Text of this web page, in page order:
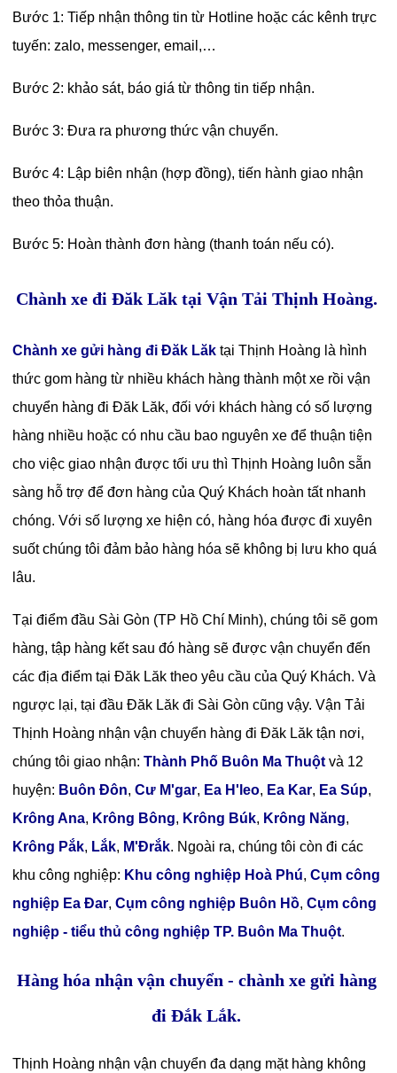
Bước 1: Tiếp nhận thông tin từ Hotline hoặc các kênh trực
tuyến: zalo, messenger, email,…
Bước 2: khảo sát, báo giá từ thông tin tiếp nhận.
Bước 3: Đưa ra phương thức vận chuyển.
Bước 4: Lập biên nhận (hợp đồng), tiến hành giao nhận
theo thỏa thuận.
Bước 5: Hoàn thành đơn hàng (thanh toán nếu có).
Chành xe đi Đăk Lăk tại Vận Tải Thịnh Hoàng.
Chành xe gửi hàng đi Đăk Lăk tại Thịnh Hoàng là hình
thức gom hàng từ nhiều khách hàng thành một xe rồi vận
chuyển hàng đi Đăk Lăk, đối với khách hàng có số lượng
hàng nhiều hoặc có nhu cầu bao nguyên xe để thuận tiện
cho việc giao nhận được tối ưu thì Thịnh Hoàng luôn sẵn
sàng hỗ trợ để đơn hàng của Quý Khách hoàn tất nhanh
chóng. Với số lượng xe hiện có, hàng hóa được đi xuyên
suốt chúng tôi đảm bảo hàng hóa sẽ không bị lưu kho quá
lâu.
Tại điểm đầu Sài Gòn (TP Hồ Chí Minh), chúng tôi sẽ gom
hàng, tập hàng kết sau đó hàng sẽ được vận chuyển đến
các địa điểm tại Đăk Lăk theo yêu cầu của Quý Khách. Và
ngược lại, tại đầu Đăk Lăk đi Sài Gòn cũng vậy. Vận Tải
Thịnh Hoàng nhận vận chuyển hàng đi Đăk Lăk tận nơi,
chúng tôi giao nhận:Thành Phố Buôn Ma Thuột và 12
huyện: Buôn Đôn,Cư M'gar, Ea H'leo, Ea Kar, Ea Súp,
Krông Ana, Krông Bông, Krông Búk, Krông Năng,
Krông Pắk, Lắk, M'Đrắk. Ngoài ra, chúng tôi còn đi các
khu công nghiệp: Khu công nghiệp Hoà Phú,Cụm công
nghiệp Ea Đar,Cụm công nghiệp Buôn Hồ,Cụm công
nghiệp - tiểu thủ công nghiệp TP. Buôn Ma Thuột.
Hàng hóa nhận vận chuyển - chành xe gửi hàng
đi Đắk Lắk.
Thịnh Hoàng nhận vận chuyển đa dạng mặt hàng không